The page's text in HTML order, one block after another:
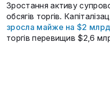
Зростання активу
обсягів торгів.
зросла майже на $2 млрд
торгів перевищив $2,6